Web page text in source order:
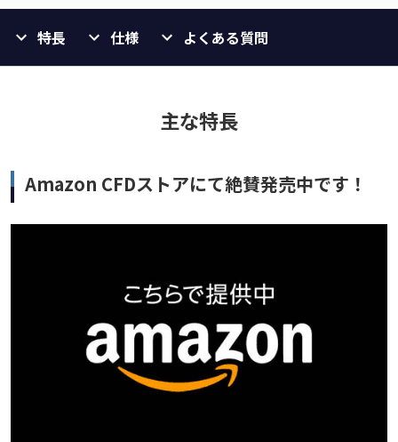
特長 仕様 よくある質問
主な特長
Amazon CFDストアにて絶賛発売中です！